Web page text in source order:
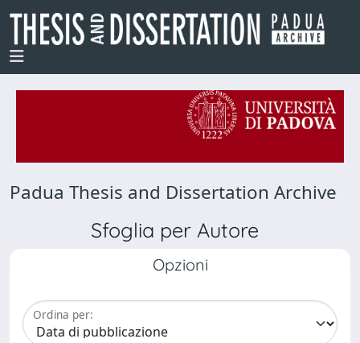
Padua Thesis and Dissertation Archive
Sfoglia per Autore
Opzioni
Ordina per: